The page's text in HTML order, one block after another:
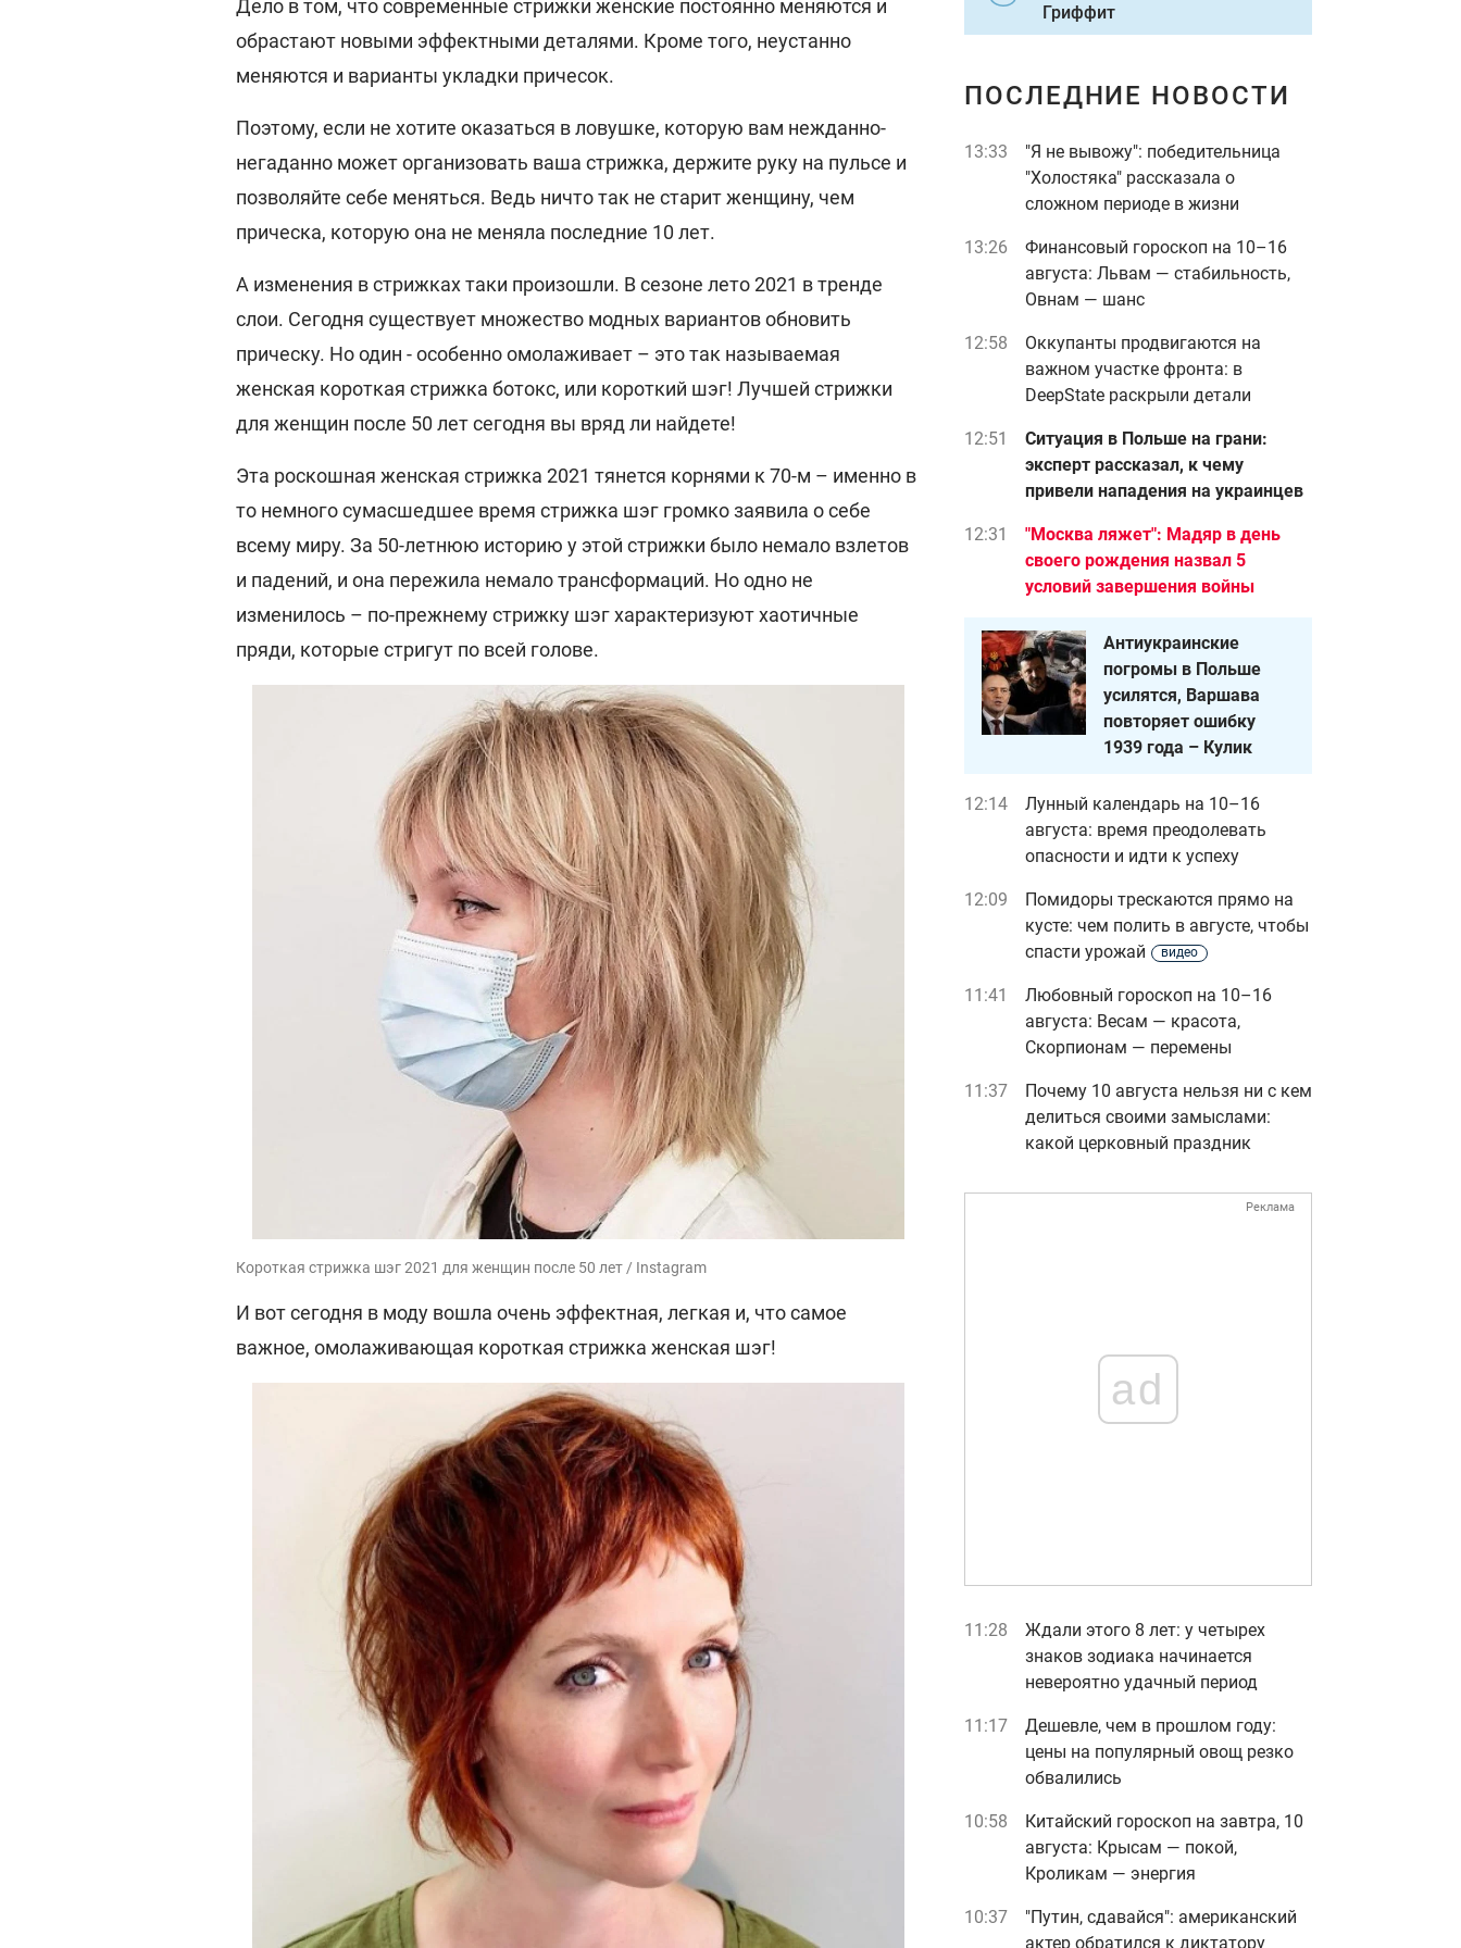
Дело в том, что современные стрижки женские постоянно меняются и
обрастают новыми эффектными деталями. Кроме того, неустанно
меняются и варианты укладки причесок.
Поэтому, если не хотите оказаться в ловушке, которую вам нежданно-
негаданно может организовать ваша стрижка, держите руку на пульсе и
позволяйте себе меняться. Ведь ничто так не старит женщину, чем
прическа, которую она не меняла последние 10 лет.
А изменения в стрижках таки произошли. В сезоне лето 2021 в тренде
слои. Сегодня существует множество модных вариантов обновить
прическу. Но один - особенно омолаживает – это так называемая
женская короткая стрижка ботокс, или короткий шэг! Лучшей стрижки
для женщин после 50 лет сегодня вы вряд ли найдете!
Эта роскошная женская стрижка 2021 тянется корнями к 70-м – именно в
то немного сумасшедшее время стрижка шэг громко заявила о себе
всему миру. За 50-летнюю историю у этой стрижки было немало взлетов
и падений, и она пережила немало трансформаций. Но одно не
изменилось – по-прежнему стрижку шэг характеризуют хаотичные
пряди, которые стригут по всей голове.
Короткая стрижка шэг 2021 для женщин после 50 лет / Instagram
И вот сегодня в моду вошла очень эффектная, легкая и, что самое
важное, омолаживающая короткая стрижка женская шэг!
Гриффит
ПОСЛЕДНИЕ НОВОСТИ
13:33
"Я не вывожу": победительница
"Холостяка" рассказала о
сложном периоде в жизни
13:26
Финансовый гороскоп на 10–16
августа: Львам — стабильность,
Овнам — шанс
12:58
Оккупанты продвигаются на
важном участке фронта: в
DeepState раскрыли детали
12:51
Ситуация в Польше на грани:
эксперт рассказал, к чему
привели нападения на украинцев
12:31
"Москва ляжет": Мадяр в день
своего рождения назва л 5
условий завершения войны
Антиукраинские
погромы в Польше
усилятся, Варшава
повторяет ошибку
1939 года – Кулик
12:14
Лунный календарь на 10–16
августа: время преодолевать
опасности и идти к успеху
12:09
Помидоры трескаются прямо на
кусте: чем полить в августе, чтобы
спасти урожай
видео
11:41
Любовный гороскоп на 10–16
августа: Весам — красота,
Скорпионам — перемены
11:37
Почему 10 августа нельзя ни с кем
делиться своими замыслами:
какой церковный праздник
Реклама
ad
11:28
Ждали этого 8 лет: у четырех
знаков зодиака начинается
невероятно удачный период
11:17
Дешевле, чем в прошлом году:
цены на популярный овощ резко
обвалились
10:58
Китайский гороскоп на завтра, 10
августа: Крысам — покой,
Кроликам — энергия
10:37
"Путин, сдавайся": американский
актер обратился к диктатору